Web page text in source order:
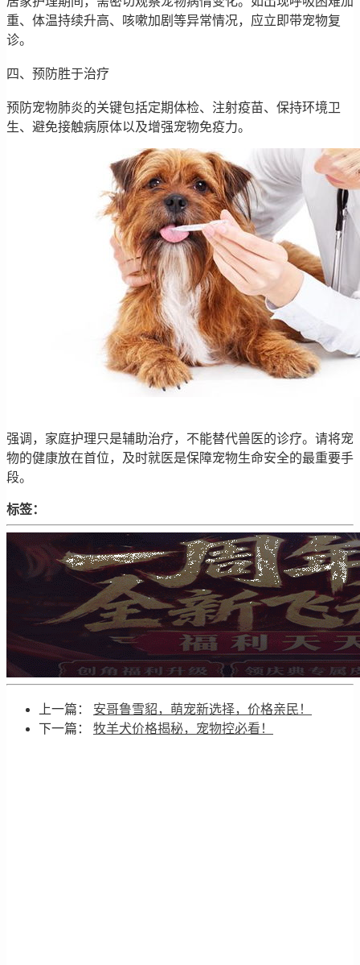
重、体温持续升高、咳嗽加剧等异常情况，应立即带宠物复
诊。
四、预防胜于治疗
预防宠物肺炎的关键包括定期体检、注射疫苗、保持环境卫
生、避免接触病原体以及增强宠物免疫力。
强调，家庭护理只是辅助治疗，不能替代兽医的诊疗。请将宠
物的健康放在首位，及时就医是保障宠物生命安全的最重要手
段。
标签：
上一篇： 安哥鲁雪貂，萌宠新选择，价格亲民！
下一篇： 牧羊犬价格揭秘，宠物控必看！